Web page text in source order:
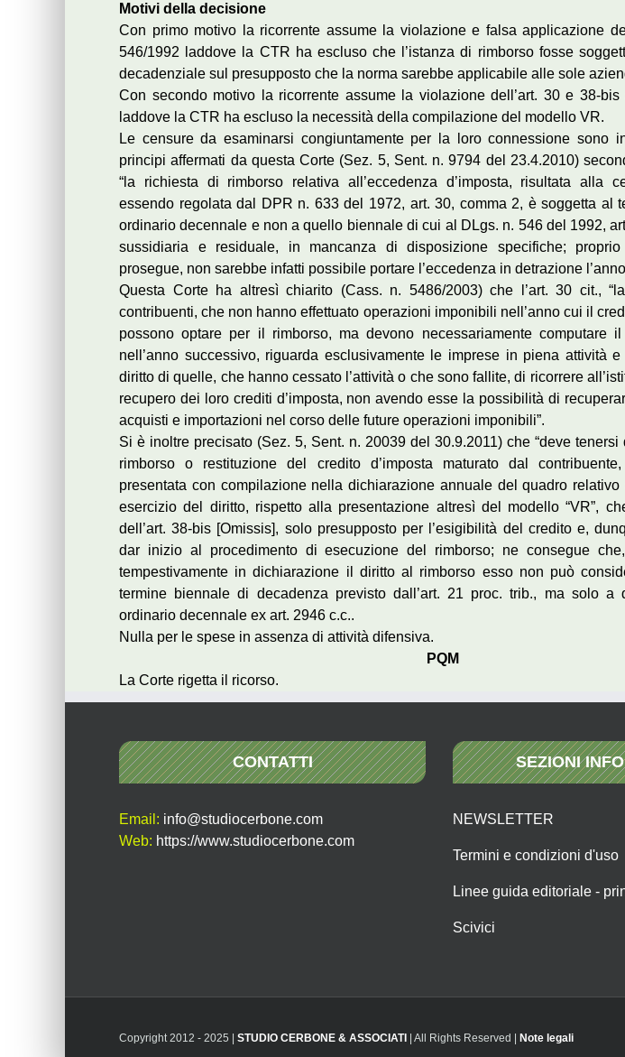
Motivi della decisione
Con primo motivo la ricorrente assume la violazione e falsa applicazione
546/1992 laddove la CTR ha escluso che l’istanza di rimborso fosse
decadenziale sul presupposto che la norma sarebbe applicabile alle sole
Con secondo motivo la ricorrente assume la violazione dell’art. 30 e 38-
laddove la CTR ha escluso la necessità della compilazione del modello VR.
Le censure da esaminarsi congiuntamente per la loro connessione sono
principi affermati da questa Corte (Sez. 5, Sent. n. 9794 del 23.4.2010)
“la richiesta di rimborso relativa all’eccedenza d’imposta, risultata alla
essendo regolata dal DPR n. 633 del 1972, art. 30, comma 2, è soggetta al
ordinario decennale e non a quello biennale di cui al DLgs. n. 546 del 1992,
sussidiaria e residuale, in mancanza di disposizione specifiche; proprio
prosegue, non sarebbe infatti possibile portare l’eccedenza in detrazione
Questa Corte ha altresì chiarito (Cass. n. 5486/2003) che l’art. 30 cit.,
contribuenti, che non hanno effettuato operazioni imponibili nell’anno cui il
possono optare per il rimborso, ma devono necessariamente computare
nell’anno successivo, riguarda esclusivamente le imprese in piena attività
diritto di quelle, che hanno cessato l’attività o che sono fallite, di ricorrere
recupero dei loro crediti d’imposta, non avendo esse la possibilità di
acquisti e importazioni nel corso delle future operazioni imponibili”.
Si è inoltre precisato (Sez. 5, Sent. n. 20039 del 30.9.2011) che “deve
rimborso o restituzione del credito d’imposta maturato dal
presentata con compilazione nella dichiarazione annuale del quadro
esercizio del diritto, rispetto alla presentazione altresì del modello “VR”,
dell’art. 38-bis [Omissis], solo presupposto per l’esigibilità del credito e,
dar inizio al procedimento di esecuzione del rimborso; ne consegue
tempestivamente in dichiarazione il diritto al rimborso esso non può
termine biennale di decadenza previsto dall’art. 21 proc. trib., ma solo a
ordinario decennale ex art. 2946 c.c..
Nulla per le spese in assenza di attività difensiva.
PQM
La Corte rigetta il ricorso.
CONTATTI
Email: info@studiocerbone.com
Web: https://www.studiocerbone.com
SEZIONI
NEWSLETTER
Termini e condizioni d'uso
Linee guida editoriale -
Scivici
Copyright 2012 - 2025 | STUDIO CERBONE & ASSOCIATI | All Rights Reserved | Note legali